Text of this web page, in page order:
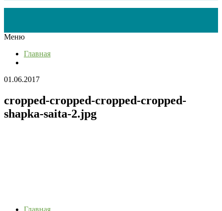
Меню
Главная
01.06.2017
cropped-cropped-cropped-cropped-
shapka-saita-2.jpg
Главная